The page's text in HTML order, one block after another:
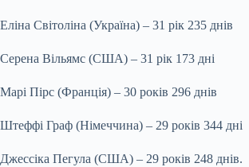
Еліна Світоліна (Україна) – 31 рік 235 днів
Серена Вільямс (США) – 31 рік 173 дні
Марі Пірс (Франція) – 30 років 296 днів
Штеффі Граф (Німеччина) – 29 років 344 дні
Джессіка Пегула (США) – 29 років 248 днів.